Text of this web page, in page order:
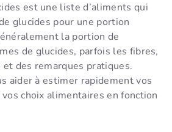
est une liste d’aliments qui
glucides pour une portion
la portion de
de glucides, parfois les fibres,
et des remarques pratiques.
aider à estimer rapidement vos
choix alimentaires en fonction